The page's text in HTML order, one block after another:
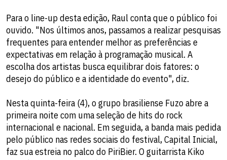
Para o line-up desta edição, Raul conta que o público foi
ouvido. "Nos últimos anos, passamos a realizar pesquisas
frequentes para entender melhor as preferências e
expectativas em relação à programação musical. A
escolha dos artistas busca equilibrar dois fatores: o
desejo do público e a identidade do evento", diz.
Nesta quinta-feira (4), o grupo brasiliense Fuzo abre a
primeira noite com uma seleção de hits do rock
internacional e nacional. Em seguida, a banda mais pedida
pelo público nas redes sociais do festival, Capital Inicial,
faz sua estreia no palco do PiriBier. O guitarrista Kiko